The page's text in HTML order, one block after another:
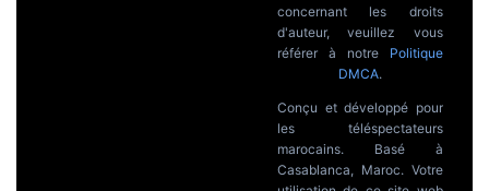
concernant les droits
d'auteur, veuillez vous
référer à notre Politique
DMCA.
Conçu et développé pour
les téléspectateurs
marocains. Basé à
Casablanca, Maroc. Votre